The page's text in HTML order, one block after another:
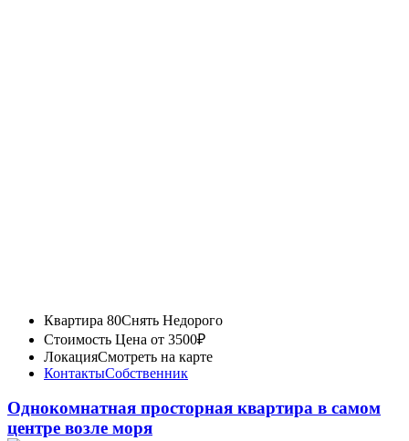
Квартира 80Снять Недорого
Стоимость Цена от 3500₽
ЛокацияСмотреть на карте
КонтактыСобственник
Однокомнатная просторная квартира в самом
центре возле моря